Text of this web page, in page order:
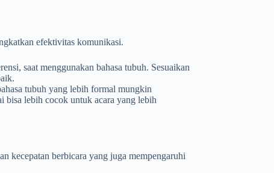
efektivitas komunikasi.
saat menggunakan bahasa tubuh. Sesuaikan
tubuh yang lebih formal mungkin
bisa lebih cocok untuk acara yang lebih
kecepatan berbicara yang juga mempengaruhi